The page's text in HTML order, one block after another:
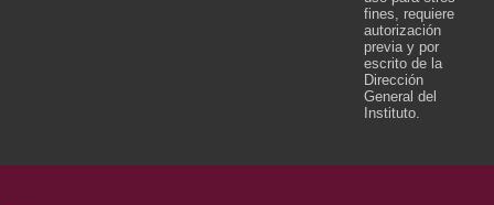
fines, requiere
autorización
previa y por
escrito de la
Dirección
General del
Instituto.